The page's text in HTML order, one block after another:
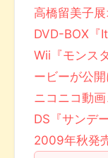
高橋留美子
DVD-BOX『
Wii『モンス
ービーが公開
ニコニコ動
DS『サンデ
2009年秋発